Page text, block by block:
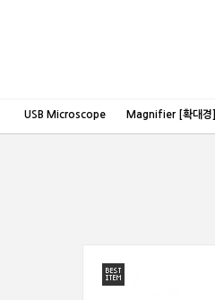
USB Microscope Magnifier [확대경]